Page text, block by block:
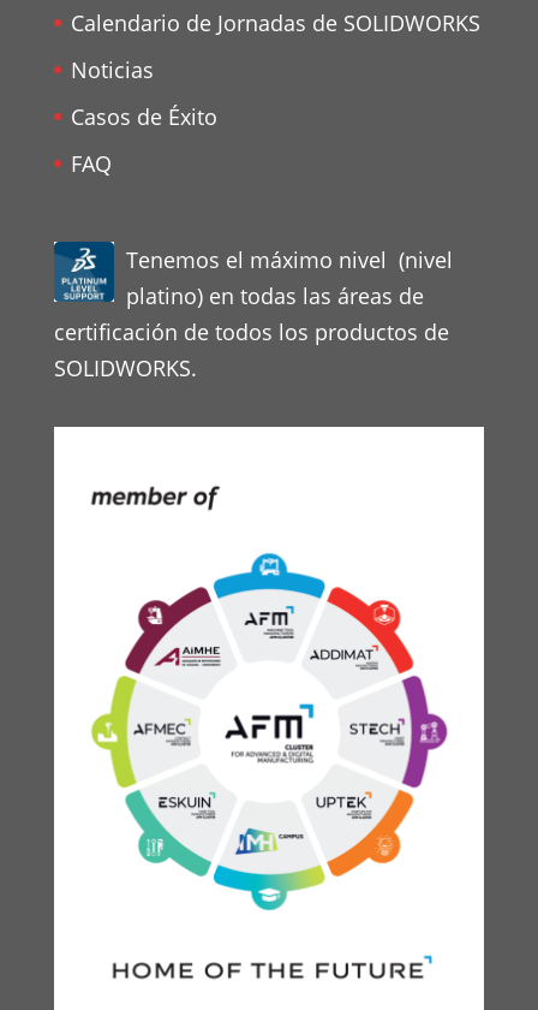
Calendario de Jornadas de SOLIDWORKS
Noticias
Casos de Éxito
FAQ
Tenemos el máximo nivel (nivel
platino) en todas las áreas de
certificación de todos los productos de
SOLIDWORKS.